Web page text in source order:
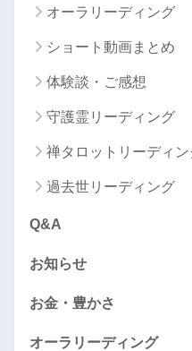
オーラリーディング
ショート動画まとめ
体験談・ご感想
守護霊リーディング
禅タロットリーディン
過去世リーディング
Q&A
お知らせ
お金・豊かさ
オーラリーディング